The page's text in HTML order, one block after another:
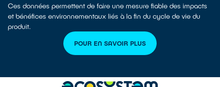
Ces données permettent de faire une mesure fiable des impacts
et bénéfices environnementaux liés à la fin du cycle de vie du
produit.
POUR EN SAVOIR PLUS